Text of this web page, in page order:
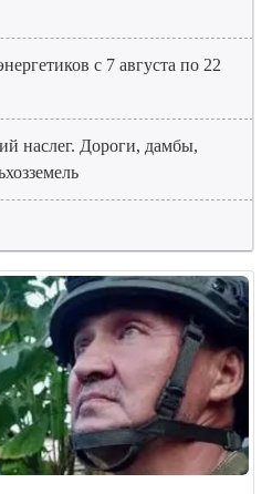
с 7 августа по 22
наслег. Дороги, дамбы,